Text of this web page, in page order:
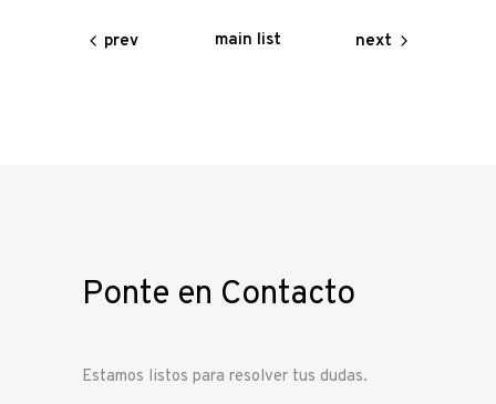
prev main list next
Ponte en Contacto
Estamos listos para resolver tus dudas.